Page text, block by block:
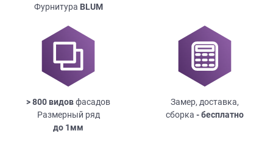
Фурнитура BLUM
> 800 видовфасадов
Размерный ряд
до 1мм
Замер, доставка,
сборка - бесплатно